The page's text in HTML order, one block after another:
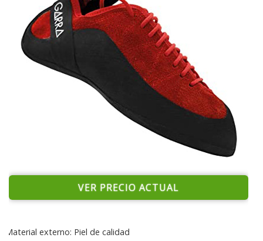
VER PRECIO ACTUAL
Material externo: Piel de calidad